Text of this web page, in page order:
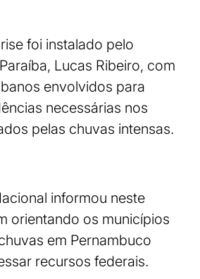
foi instalado pelo
Lucas Ribeiro, com
envolvidos para
necessárias nos
pelas chuvas intensas.
informou neste
orientando os municípios
em Pernambuco
recursos federais.